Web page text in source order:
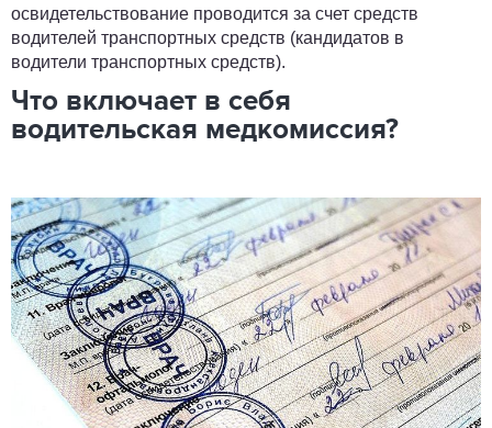
освидетельствование проводится за счет средств
водителей транспортных средств (кандидатов в
водители транспортных средств).
Что включает в себя
водительская медкомиссия?